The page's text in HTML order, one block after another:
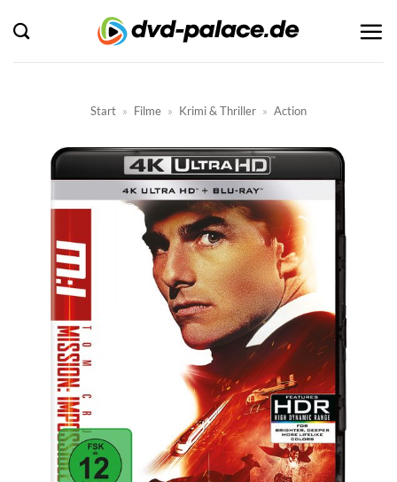
Inhalt
springen
Start » Filme » Krimi & Thriller » Action